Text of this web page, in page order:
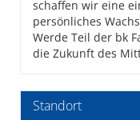
schaffen wir eine
persönliches
Werde Teil der bk
die Zukunft des
Standort